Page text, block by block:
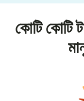
কোটি কোটি